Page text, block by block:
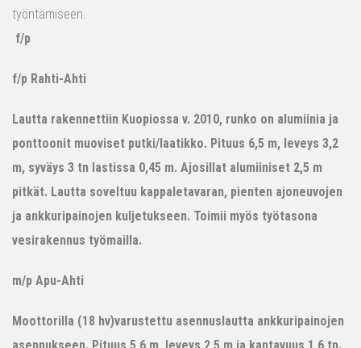
työntämiseen.
f/p
f/p Rahti-Ahti
Lautta rakennettiin Kuopiossa v. 2010, runko on alumiinia ja
ponttoonit muoviset putki/laatikko. Pituus 6,5 m, leveys 3,2
m, syväys 3 tn lastissa 0,45 m. Ajosillat alumiiniset 2,5 m
pitkät. Lautta soveltuu kappaletavaran, pienten ajoneuvojen
ja ankkuripainojen kuljetukseen. Toimii myös työtasona
vesirakennus työmailla.
m/p Apu-Ahti
Moottorilla (18 hv)varustettu asennuslautta ankkuripainojen